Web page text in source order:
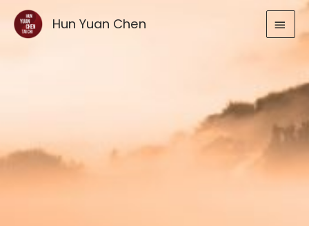
contenido
Hun Yuan Chen